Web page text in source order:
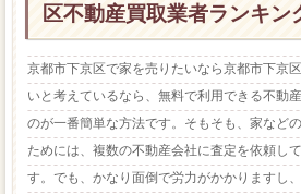
区不動産買取業者ランキン
京都市下京区で家を売りたいなら京都市下京
いと考えているなら、無料で利用できる不動
のが一番簡単な方法です。そもそも、家など
ためには、複数の不動産会社に査定を依頼し
す。でも、かなり面倒で労力がかかりますし